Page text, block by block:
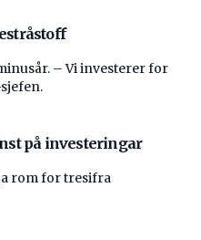
– Vi investerer for
på investeringar
rom for tresifra